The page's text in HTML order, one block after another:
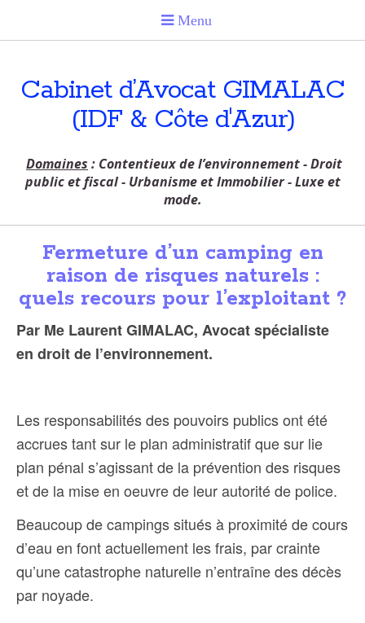
Cabinet d’Avocat GIMALAC
(IDF & Côte d'Azur)
Domaines : Contentieux de l’environnement - Droit
public et fiscal - Urbanisme et Immobilier - Luxe et
mode.
Fermeture d’un camping en
raison de risques naturels :
quels recours pour l’exploitant ?
Par Me Laurent GIMALAC, Avocat spécialiste
en droit de l’environnement.
Les responsabilités des pouvoirs publics ont été
accrues tant sur le plan administratif que sur lie
plan pénal s’agissant de la prévention des risques
et de la mise en oeuvre de leur autorité de police.
Beaucoup de campings situés à proximité de cours
d’eau en font actuellement les frais, par crainte
qu’une catastrophe naturelle n’entraîne des décès
par noyade.